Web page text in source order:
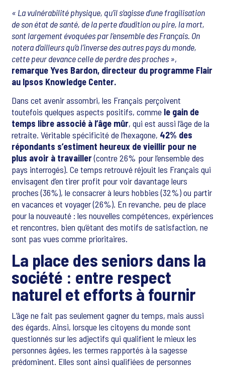
« La vulnérabilité physique, qu’il s’agisse d’une fragilisation
de son état de santé, de la perte d’audition ou pire, la mort,
sont largement évoquées par l’ensemble des Français. On
notera d’ailleurs qu’à l’inverse des autres pays du monde,
cette peur devance celle de perdre des proches »,
remarque Yves Bardon, directeur du programme Flair
au Ipsos Knowledge Center.
Dans cet avenir assombri, les Français perçoivent
toutefois quelques aspects positifs, comme le gain de
temps libre associé à l’âge mûr, qui est aussi l’âge de la
retraite. Véritable spécificité de l’hexagone, 42% des
répondants s’estiment heureux de vieillir pour ne
plus avoir à travailler(contre 26% pour l’ensemble des
pays interrogés). Ce temps retrouvé réjouit les Français qui
envisagent d’en tirer profit pour voir davantage leurs
proches (36%), le consacrer à leurs hobbies (32%) ou partir
en vacances et voyager (26%). En revanche, peu de place
pour la nouveauté : les nouvelles compétences, expériences
et rencontres, bien qu’étant des motifs de satisfaction, ne
sont pas vues comme prioritaires.
La place des seniors dans la
société : entre respect
naturel et efforts à fournir
L’âge ne fait pas seulement gagner du temps, mais aussi
des égards. Ainsi, lorsque les citoyens du monde sont
questionnés sur les adjectifs qui qualifient le mieux les
personnes âgées, les termes rapportés à la sagesse
prédominent. Elles sont ainsi qualifiées de personnes